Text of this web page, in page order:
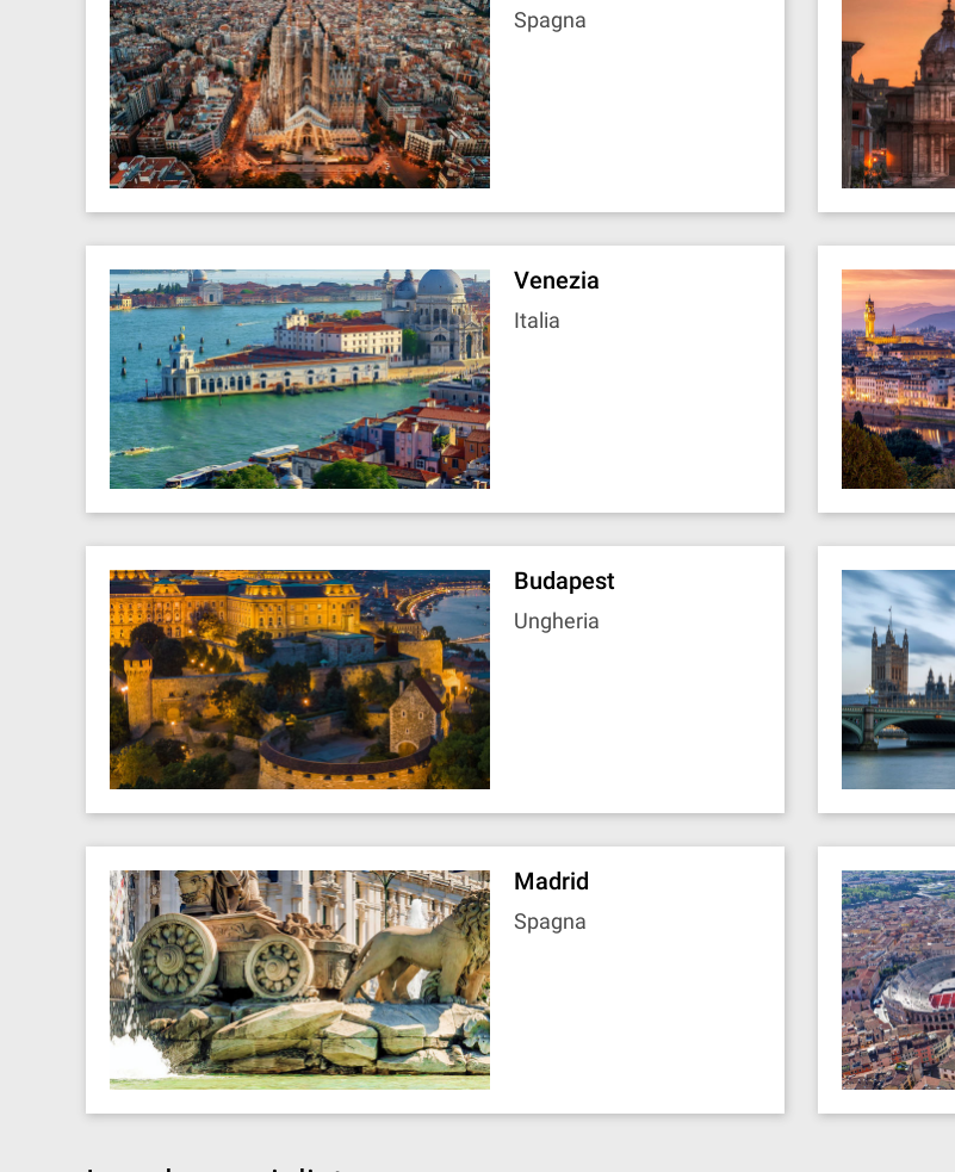
Spagna
Venezia
Italia
Budapest
Ungheria
Madrid
Spagna